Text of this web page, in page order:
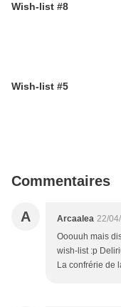
Wish-list #8
Wish-list #5
Commentaires
A Arcaalea 22/
Ooouuh mais
wish-list :p
La confrérie de